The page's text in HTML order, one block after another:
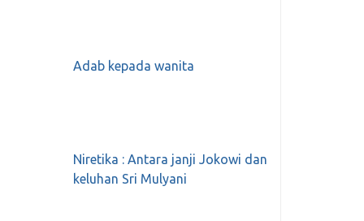
Adab kepada wanita
Niretika : Antara janji Jokowi dan
keluhan Sri Mulyani